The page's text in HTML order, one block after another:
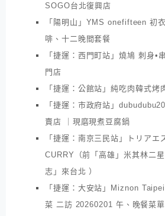
SOGO台北復興店
「陽明山」YMS onefifteen 初
啡、十二晚間套餐
「捷運：西門町站」燒鳩 刺身•
門店
「捷運：公館站」純吃肉韓式烤
「捷運：市政府站」
賣店 ｜現磨現煮豆腐鍋
「捷運：南京三民站」トリア
CURRY（前「高雄」米其林二
志」來台北 ）
「捷運：大安站」Miznon
菜 二訪 20260201 午、晚餐菜